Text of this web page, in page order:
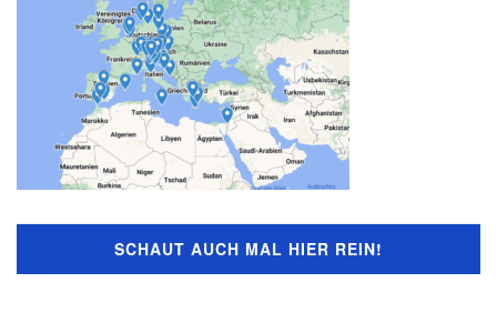
SCHAUT AUCH MAL HIER REIN!